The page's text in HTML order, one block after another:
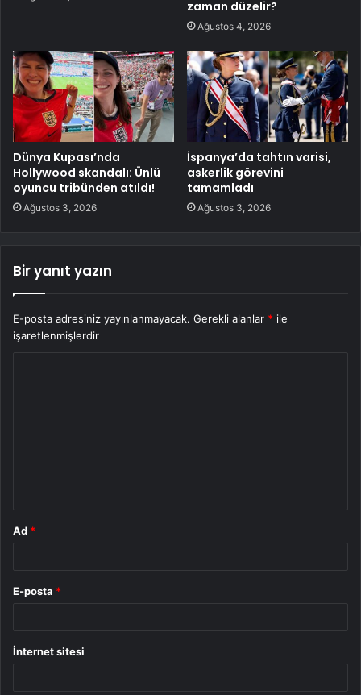
zaman düzelir?
Ağustos 4, 2026
Dünya Kupası’nda
Hollywood skandalı: Ünlü
oyuncu tribünden atıldı!
Ağustos 3, 2026
İspanya’da tahtın varisi,
askerlik görevini
tamamladı
Ağustos 3, 2026
Bir yanıt yazın
E-posta adresiniz yayınlanmayacak. Gerekli alanlar * ile
işaretlenmişlerdir
Ad *
E-posta *
İnternet sitesi